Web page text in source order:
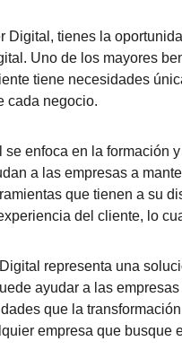
Digital, tienes la
Uno de los mayores
tiene necesidades
cada negocio.
se enfoca en la formación
a las empresas a
que tienen a su
del cliente, lo
representa una
ayudar a las
que la
empresa que busque